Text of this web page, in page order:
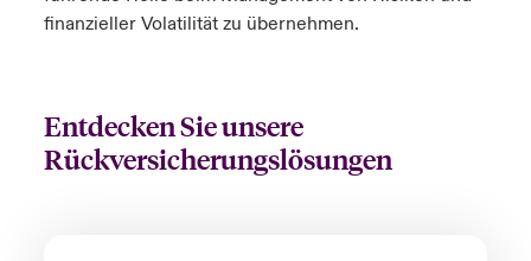
finanzieller Volatilität zu übernehmen.
Entdecken Sie unsere
Rückversicherungslösungen